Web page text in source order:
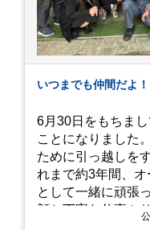
での撮影: アジサ
は、とても幻想的
雨の季節特有の「
素敵ですし、晴れ
たアジサイ」も最
やすい靴で: 山の
歩き慣れた靴で行くのが
がりは足元が少し
す。タオルや雨具
開花時期のチェッ
が少し前後します
SNSで見頃を確認しましょ
いつまでも仲間だよ！
6月30日をもちま
ことになりました
ために引っ越しを
れまで約3年間、
として一緒に頑張
顔と丁寧な仕事ぶ